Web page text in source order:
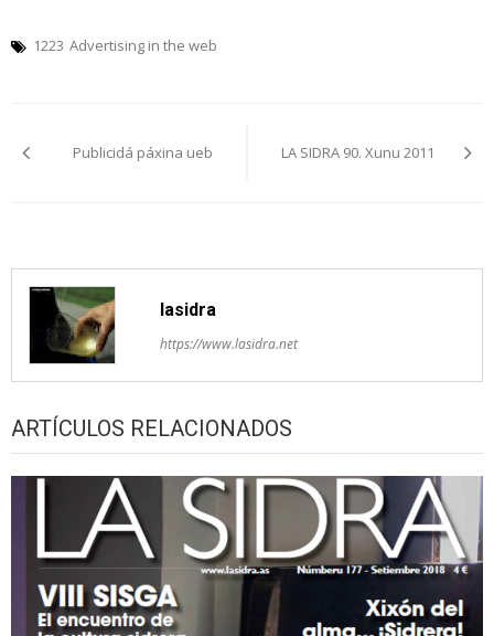
1223 Advertising in the web
pelosPublicidá páxina ueb LA SIDRA 90. Xunu 2011
lasidra
https://www.lasidra.net
ARTÍCULOS RELACIONADOS